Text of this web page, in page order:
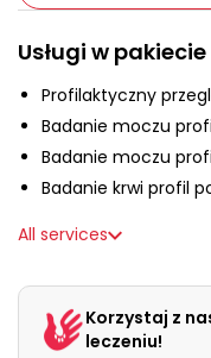
+48 790 277 277
PL
About us
Usługi w
Profilaktyczny
Badanie moczu
Badanie moczu
Badanie krwi profil
All services
Korzystaj z
leczeniu!